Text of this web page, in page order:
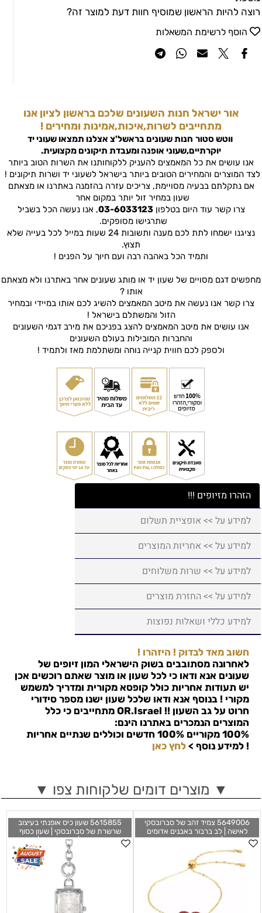
רוצה להיות הראשון שמוסיף חוות דעת למוצר זה?
הוסף לרשימת המשאלות
אור ישראל חנות השעונים שלכם בראשון לציון אנו
מתחייבים לשרות,איכות,אמינות ומחירים !
ווטש סטור חנות שעונים בראשל'צ אצלנו תמצאו שעוני יד
יוקרתיים,שעוני אופנה ומעבדת תיקונים מקצועית.
אנו עושים את כל המאמצים להעניק ללקוחותנו את השרות הטוב ביותר
לצד המוצרים והמחירים הטובים ביותר בישראל לשעוני יד ושרות תיקונים !
אם נתקלתם בבעיה מסויימת, צריכים עזרה בהזמנה באתרנו או מצאתם
שעון במחיר זול יותר במקום אחר
צרו קשר עוד היום בטלפון03-6033123, אנו נעשה הכל בשביל
שתרגישו מסופקים.
נציגנו ישמחו לתת לכם מענה ותשובות 24 שעות במייל לכל בעייה שלא
תצוץ.
ותמיד הכל באהבה רבה ועם חיוך על הפנים !
מחפשים דגם מסויים של שעון יד או מותג שעונים אחר באתרנו ולא מצאתם
אותו ?
צרו קשר אנו נעשה את מיטב המאמצים להשיג לכם אותו במיידי ובמחיר
הזול והמשתלם בישראל !
אנו עושים את מיטב המאמצים להצג בפניכם את מירב דגמי השעונים
והחברות המובילות בעולם השעונים
ולספק לכם חווית קנייה נוחה ומשתלמת מאז ולתמיד !
הזהרו מזיופים !!!
למידע על >> אופציית תשלום
למידע על >> אחריות המוצרים
למידע על >> שרות משלוחים
למידע על >> החזרת מוצרים
למידע כללי ושאלות נפוצות
חשוב מאד לבדוק ! היזהרו !
לאחרונה מסתובבים בשוק הישראלי המון זיופים של
שעונים אנא ודאו כי לכל שעון או מוצר שאתם רוכשים אכן
יש תעודות אחריות כולל קופסא מקורית ומדריך למשמש
מקורי ! בנוסף אנא ודאו שלכל שעון ישנו מספר סידורי
חרוט על גב השעון !! OR.Israel מתחייבים כי כלל
המוצרים הנמכרים באתרנו הינם:
100% מקוריים 100% חדשים וכוללים שנתיים אחריות
! למידע נוסף > לחץ כאן
▼ מוצרים דומים שלקוחות צפו ▼
5649006 צמיד זהב של סברובסקי
לאישה | לב ברבור באבנים אדומים
מיוחדים | Swarovski Gold-Tone
Plated Red Heart Una Bracelet
5649006
5615855 שעון כיס אופנתי בעיצוב
שרשרת של סברובסקי | שעון כסוף
אופנתי יוניסקס | מלאי מוגבל | שנתיים
אחריות | Swarovski Women's Classic
32mm Quartz Pocket Watch
5615855